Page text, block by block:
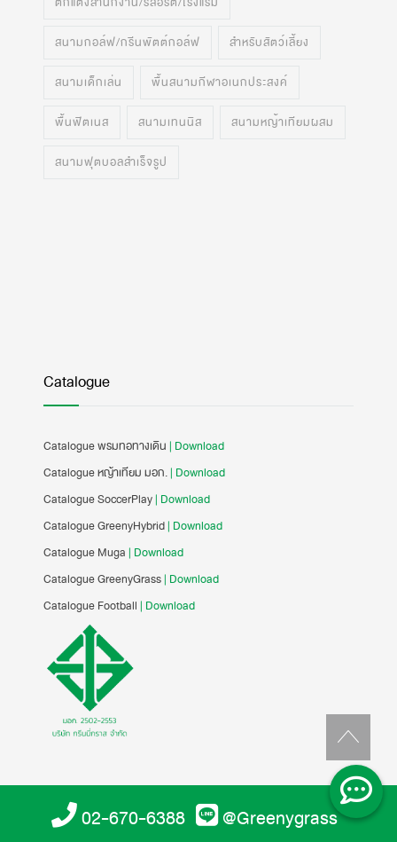
02-670-6388 @Greenygrass
สนามกอล์ฟ/กรีนพัตต์กอล์ฟ สำหรับสัตว์เลี้ยง
สนามเด็กเล่น พื้นสนามกีฬาอเนกประสงค์
พื้นฟิตเนส สนามเทนนิส สนามหญ้าเทียมผสม
สนามฟุตบอลสำเร็จรูป
Catalogue
Catalogue พรมทอทางเดิน | Download
Catalogue หญ้าเทียม มอก.| Download
Catalogue SoccerPlay| Download
Catalogue GreenyHybrid| Download
Catalogue Muga | Download
Catalogue GreenyGrass| Download
Catalogue Football | Download